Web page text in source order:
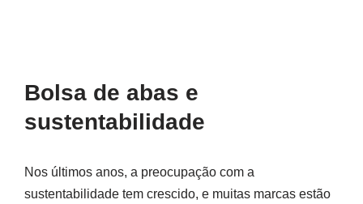
Bolsa de abas e
sustentabilidade
Nos últimos anos, a preocupação com a
sustentabilidade tem crescido, e muitas marcas estão